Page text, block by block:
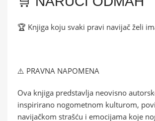
🏆 Knjiga koju svaki pravi navijač želi
⚠️ PRAVNA NAPOMENA
Ova knjiga predstavlja neovisno
inspirirano nogometnom kulturom,
navijačkom strašću i emocijama koje